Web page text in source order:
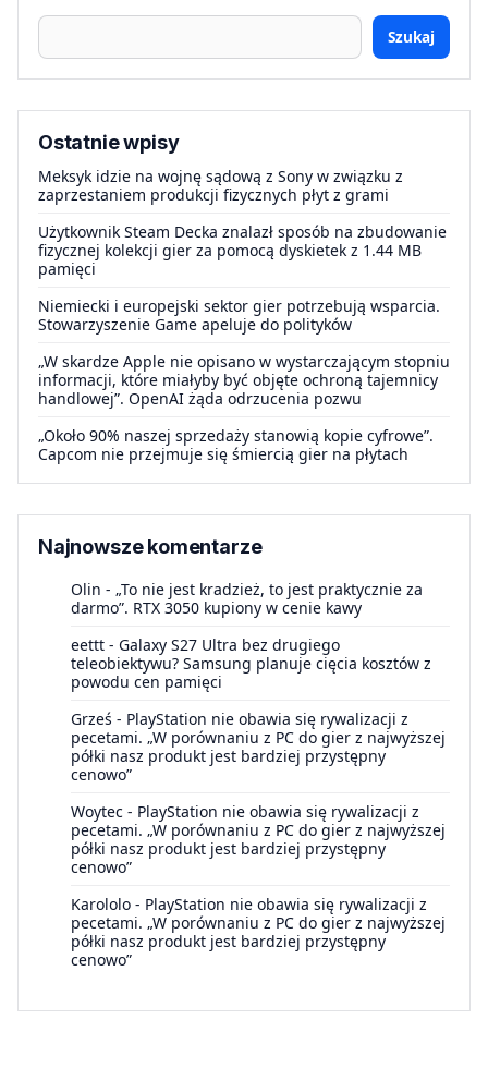
Szukaj
Ostatnie wpisy
Meksyk idzie na wojnę sądową z Sony w związku z
zaprzestaniem produkcji fizycznych płyt z grami
Użytkownik Steam Decka znalazł sposób na zbudowanie
fizycznej kolekcji gier za pomocą dyskietek z 1.44 MB
pamięci
Niemiecki i europejski sektor gier potrzebują wsparcia.
Stowarzyszenie Game apeluje do polityków
„W skardze Apple nie opisano w wystarczającym stopniu
informacji, które miałyby być objęte ochroną tajemnicy
handlowej”. OpenAI żąda odrzucenia pozwu
„Około 90% naszej sprzedaży stanowią kopie cyfrowe”.
Capcom nie przejmuje się śmiercią gier na płytach
Najnowsze komentarze
Olin - „To nie jest kradzież, to jest praktycznie za
darmo”. RTX 3050 kupiony w cenie kawy
eettt - Galaxy S27 Ultra bez drugiego
teleobiektywu? Samsung planuje cięcia kosztów z
powodu cen pamięci
Grześ - PlayStation nie obawia się rywalizacji z
pecetami. „W porównaniu z PC do gier z najwyższej
półki nasz produkt jest bardziej przystępny
cenowo”
Woytec - PlayStation nie obawia się rywalizacji z
pecetami. „W porównaniu z PC do gier z najwyższej
półki nasz produkt jest bardziej przystępny
cenowo”
Karololo - PlayStation nie obawia się rywalizacji z
pecetami. „W porównaniu z PC do gier z najwyższej
półki nasz produkt jest bardziej przystępny
cenowo”